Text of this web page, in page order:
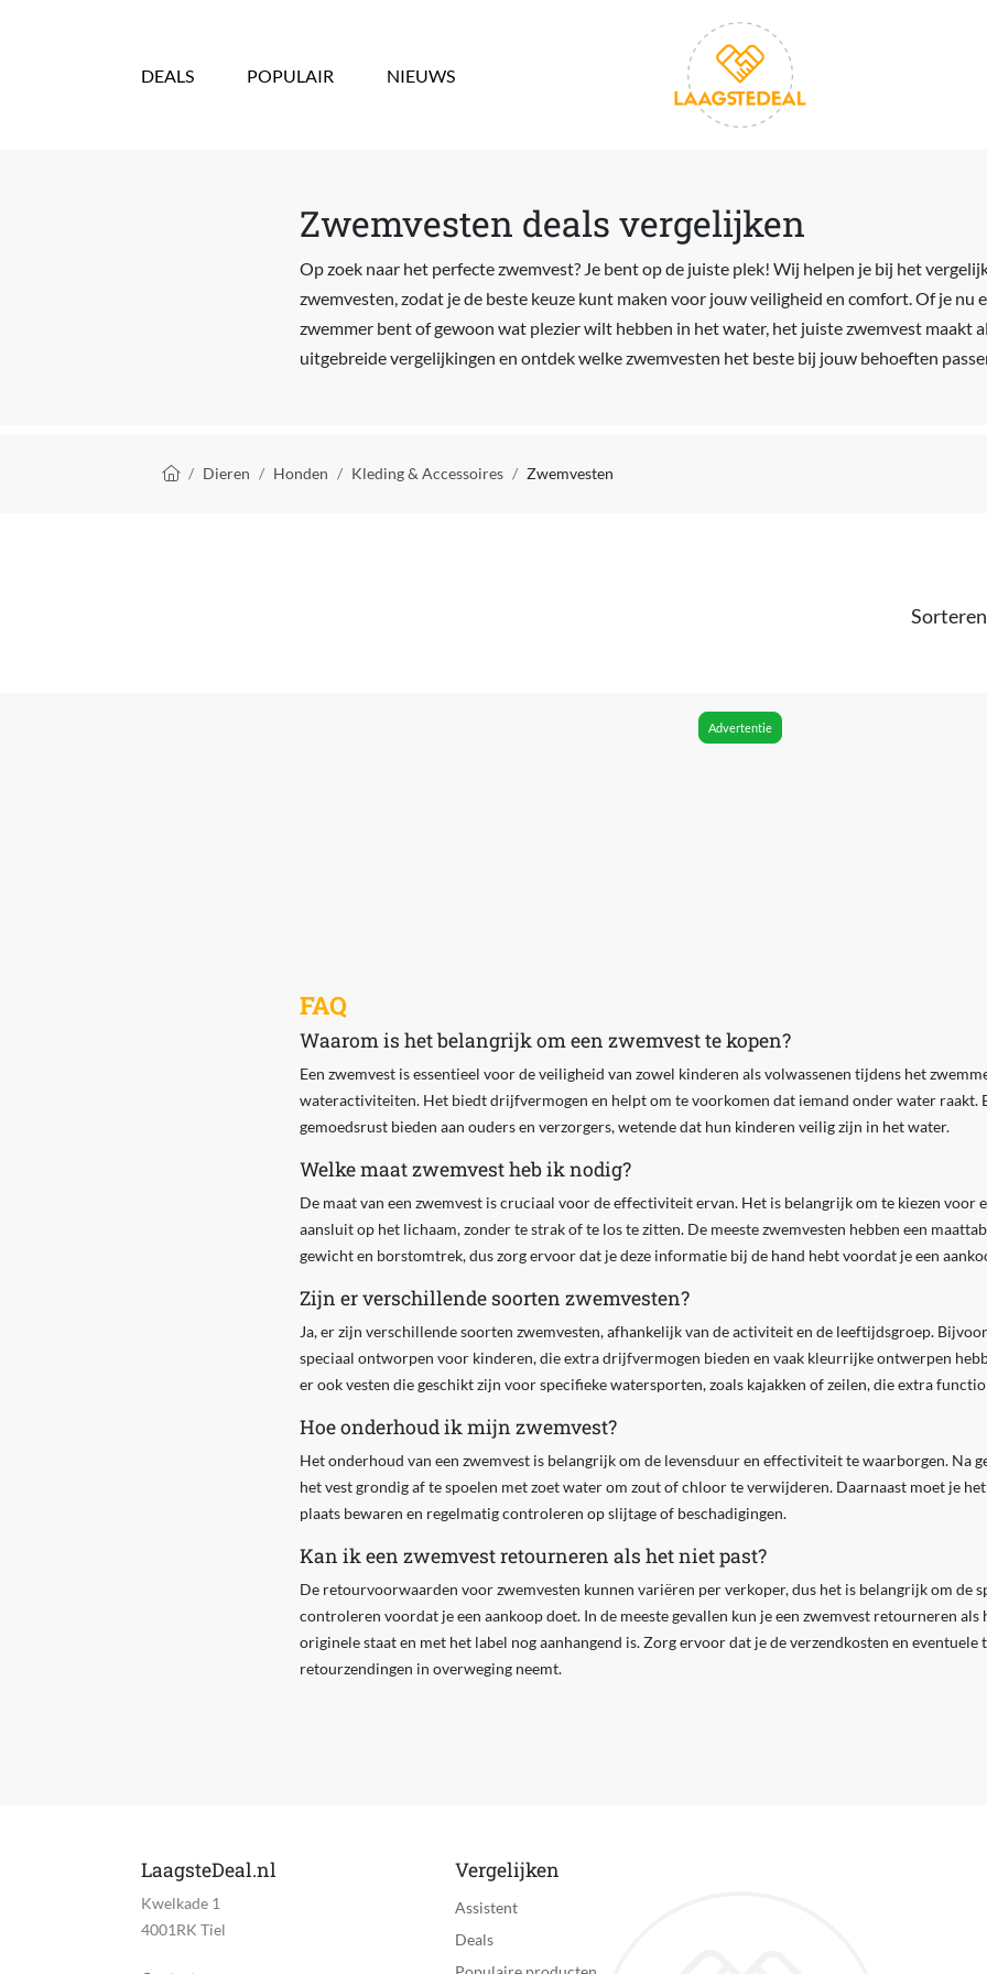
DEALS POPULAIR NIEUWS
Zwemvesten deals vergelijken
Op zoek naar het perfecte zwemvest? Je bent op de juiste plek! Wij helpen je bij het
zwemvesten, zodat je de beste keuze kunt maken voor jouw veiligheid en comfort. Of je nu
zwemmer bent of gewoon wat plezier wilt hebben in het water, het juiste zwemvest maakt
uitgebreide vergelijkingen en ontdek welke zwemvesten het beste bij jouw behoeften
Kruimelpad
Dieren Honden Kleding & Accessoires Zwemvesten
Advertentie
FAQ
Waarom is het belangrijk om een zwemvest te kopen?
Een zwemvest is essentieel voor de veiligheid van zowel kinderen als volwassenen tijdens het
wateractiviteiten. Het biedt drijfvermogen en helpt om te voorkomen dat iemand onder water raakt.
gemoedsrust bieden aan ouders en verzorgers, wetende dat hun kinderen veilig zijn in het water.
Welke maat zwemvest heb ik nodig?
De maat van een zwemvest is cruciaal voor de effectiviteit ervan. Het is belangrijk om te kiezen voor
aansluit op het lichaam, zonder te strak of te los te zitten. De meeste zwemvesten hebben een
gewicht en borstomtrek, dus zorg ervoor dat je deze informatie bij de hand hebt voordat je een
Zijn er verschillende soorten zwemvesten?
Ja, er zijn verschillende soorten zwemvesten, afhankelijk van de activiteit en de leeftijdsgroep.
speciaal ontworpen voor kinderen, die extra drijfvermogen bieden en vaak kleurrijke ontwerpen
er ook vesten die geschikt zijn voor specifieke watersporten, zoals kajakken of zeilen, die extra
Hoe onderhoud ik mijn zwemvest?
Het onderhoud van een zwemvest is belangrijk om de levensduur en effectiviteit te waarborgen. Na
het vest grondig af te spoelen met zoet water om zout of chloor te verwijderen. Daarnaast moet je
plaats bewaren en regelmatig controleren op slijtage of beschadigingen.
Kan ik een zwemvest retourneren als het niet past?
De retourvoorwaarden voor zwemvesten kunnen variëren per verkoper, dus het is belangrijk om de
controleren voordat je een aankoop doet. In de meeste gevallen kun je een zwemvest retourneren als
originele staat en met het label nog aanhangend is. Zorg ervoor dat je de verzendkosten en
retourzendingen in overweging neemt.
LaagsteDeal.nl
Kwelkade 1
4001RK Tiel
Vergelijken
Assistent
Deals